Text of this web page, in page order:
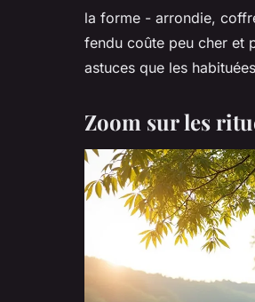
la forme - arrondie,
fendu coûte peu cher et
astuces que les
Zoom sur les